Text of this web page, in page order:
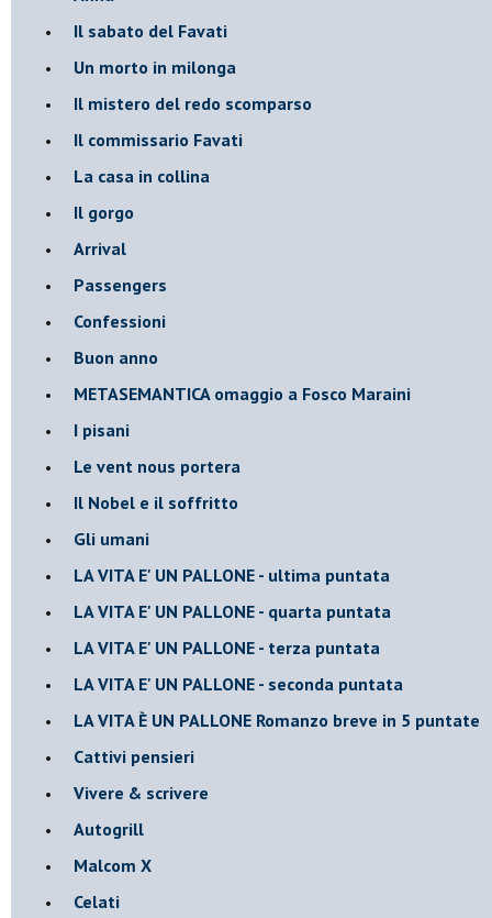
Il sabato del Favati
Un morto in milonga
Il mistero del redo scomparso
Il commissario Favati
La casa in collina
Il gorgo
Arrival
Passengers
Confessioni
Buon anno
METASEMANTICA omaggio a Fosco Maraini
I pisani
Le vent nous portera
Il Nobel e il soffritto
Gli umani
LA VITA E' UN PALLONE - ultima puntata
LA VITA E' UN PALLONE - quarta puntata
LA VITA E' UN PALLONE - terza puntata
LA VITA E' UN PALLONE - seconda puntata
LA VITA È UN PALLONE Romanzo breve in 5 puntate
Cattivi pensieri
Vivere & scrivere
Autogrill
Malcom X
Celati